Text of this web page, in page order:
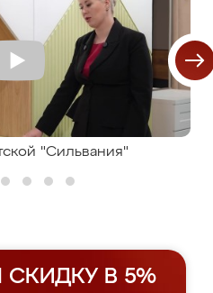
"Сильвания"
В 5%